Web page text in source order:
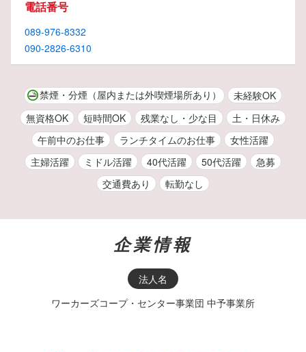
電話番号
089-976-8332
090-2826-6310
禁煙・分煙（屋内または外喫煙場所あり）
未経験OK
無資格OK
短時間OK 残業なし・少な目
土・日休み
午前中のお仕事
ランチタイムのお仕事
女性活躍
主婦活躍
ミドル活躍 40代活躍 50代活躍
急募
交通費あり
転勤なし
企業情報
法人名
ワーカーズコープ・センター事業団 中予事業所